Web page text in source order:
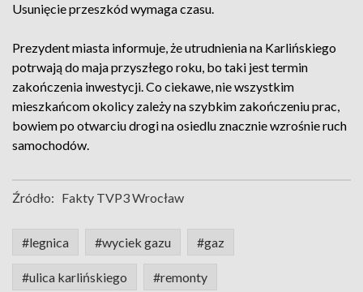
Usunięcie przeszkód wymaga czasu.
Prezydent miasta informuje, że utrudnienia na Karlińskiego
potrwają do maja przyszłego roku, bo taki jest termin
zakończenia inwestycji. Co ciekawe, nie wszystkim
mieszkańcom okolicy zależy na szybkim zakończeniu prac,
bowiem po otwarciu drogi na osiedlu znacznie wzrośnie ruch
samochodów.
Źródło: Fakty TVP3 Wrocław
#legnica #wyciek gazu #gaz
#ulica karlińskiego #remonty